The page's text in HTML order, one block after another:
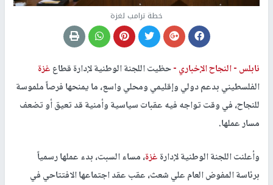
خطة ترامب لغزة
نابلس -النجاح الإخباري -حظيت اللجنة الوطنية لإدارة قطاعغزة
الفلسطيني بدعم دولي وإقليمي ومحلي واسع، ما يمنحها فرصاً ملموسة
للنجاح، في وقت تواجه فيه عقبات سياسية وأمنية قد تعيق أو تضعف
مسار عملها.
وأعلنت اللجنة الوطنية لإدارةغزة، مساء السبت، بدء عملها رسمياً
برئاسة المفوض العام علي شعث، عقب عقد اجتماعها الافتتاحي في